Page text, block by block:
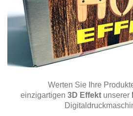
Werten Sie Ihre
einzigartigen 3D Effektunserer